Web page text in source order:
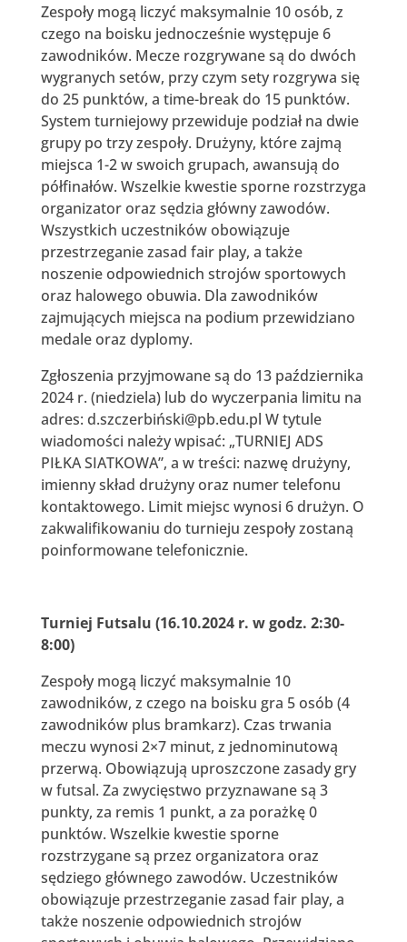
Zespoły mogą liczyć maksymalnie 10 osób, z
czego na boisku jednocześnie występuje 6
zawodników. Mecze rozgrywane są do dwóch
wygranych setów, przy czym sety rozgrywa się
do 25 punktów, a time-break do 15 punktów.
System turniejowy przewiduje podział na dwie
grupy po trzy zespoły. Drużyny, które zajmą
miejsca 1-2 w swoich grupach, awansują do
półfinałów. Wszelkie kwestie sporne rozstrzyga
organizator oraz sędzia główny zawodów.
Wszystkich uczestników obowiązuje
przestrzeganie zasad fair play, a także
noszenie odpowiednich strojów sportowych
oraz halowego obuwia. Dla zawodników
zajmujących miejsca na podium przewidziano
medale oraz dyplomy.
Zgłoszenia przyjmowane są do 13 października
2024 r. (niedziela) lub do wyczerpania limitu na
adres: d.szczerbiński@pb.edu.pl W tytule
wiadomości należy wpisać: „TURNIEJ ADS
PIŁKA SIATKOWA”, a w treści: nazwę drużyny,
imienny skład drużyny oraz numer telefonu
kontaktowego. Limit miejsc wynosi 6 drużyn. O
zakwalifikowaniu do turnieju zespoły zostaną
poinformowane telefonicznie.
Turniej Futsalu (16.10.2024 r. w godz. 2:30-
8:00)
Zespoły mogą liczyć maksymalnie 10
zawodników, z czego na boisku gra 5 osób (4
zawodników plus bramkarz). Czas trwania
meczu wynosi 2×7 minut, z jednominutową
przerwą. Obowiązują uproszczone zasady gry
w futsal. Za zwycięstwo przyznawane są 3
punkty, za remis 1 punkt, a za porażkę 0
punktów. Wszelkie kwestie sporne
rozstrzygane są przez organizatora oraz
sędziego głównego zawodów. Uczestników
obowiązuje przestrzeganie zasad fair play, a
także noszenie odpowiednich strojów